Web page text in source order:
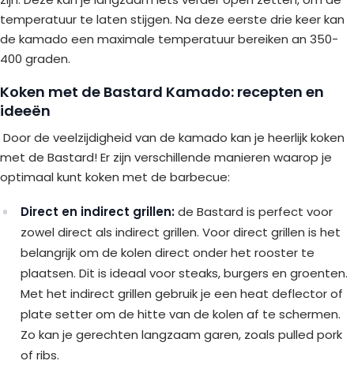
temperatuur te laten stijgen. Na deze eerste drie keer kan
de kamado een maximale temperatuur bereiken an 350-
400 graden.
Koken met de Bastard Kamado: recepten en
ideeën
Door de veelzijdigheid van de kamado kan je heerlijk koken
met de Bastard! Er zijn verschillende manieren waarop je
optimaal kunt koken met de barbecue:
Direct en indirect grillen:de Bastard is perfect voor
zowel direct als indirect grillen. Voor direct grillen is het
belangrijk om de kolen direct onder het rooster te
plaatsen. Dit is ideaal voor steaks, burgers en groenten.
Met het indirect grillen gebruik je een heat deflector of
plate setter om de hitte van de kolen af te schermen.
Zo kan je gerechten langzaam garen, zoals pulled pork
of ribs.